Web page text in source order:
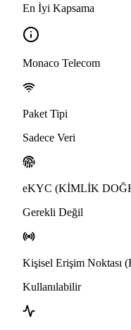
En İyi Kapsama
Monaco Telecom
Paket Tipi
Sadece Veri
eKYC (KİMLİK
Gerekli Değil
Kişisel Erişim Noktası
Kullanılabilir